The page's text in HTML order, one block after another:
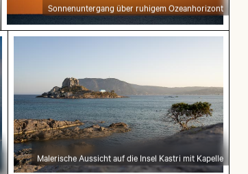
Sonnenuntergang über ruhigem Ozeanhorizont
bei Sonnenuntergang
Malerische Aussicht auf die Insel Kastri
Malerische Aussicht auf die Insel Kastri mit Kapelle